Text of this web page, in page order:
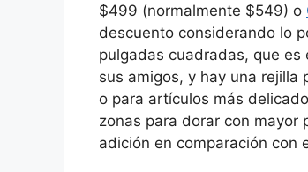
$499 (normalmente $549) o
descuento considerando lo
pulgadas cuadradas, que
sus amigos, y hay una
o para artículos más
zonas para dorar con mayor
adición en comparación con